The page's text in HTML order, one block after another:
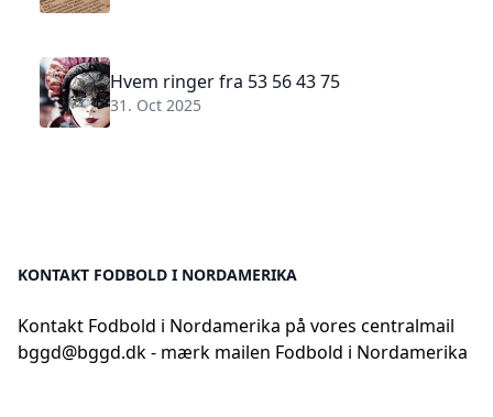
Hvem ringer fra 53 56 43 75
31. Oct 2025
KONTAKT FODBOLD I NORDAMERIKA
Kontakt Fodbold i Nordamerika på vores centralmail
bggd@bggd.dk- mærk mailen Fodbold i Nordamerika